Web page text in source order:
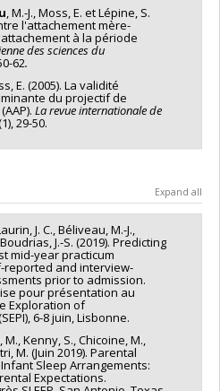
, M.-J., Moss, E. et Lépine, S.
l'attachement mère-
à la période
des sciences du
62.
E. (2005). La validité
du projectif de
La revue internationale de
29-50.
Expand all
J. C., Béliveau, M.-J.,
J.-S. (2019). Predicting
mid-year practicum
and interview-
prior to admission.
pour présentation au
Exploration of
6-8 juin, Lisbonne.
Kenny, S., Chicoine, M.,
M. (Juin 2019). Parental
Sleep Arrangements:
Expectations.